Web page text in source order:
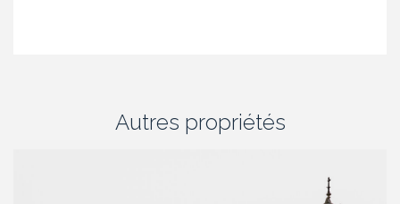
Autres propriétés